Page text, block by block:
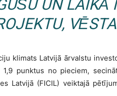
UN LAIKĀ
klimats Latvijā ārvalstu
punktus no pieciem,
Latvijā (FICIL) veiktajā